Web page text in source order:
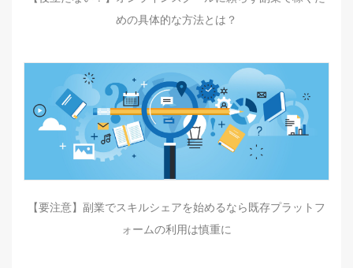
めの具体的な方法とは？
【要注意】副業でスキルシェアを始めるなら既存プラットフ
ォームの利用は慎重に